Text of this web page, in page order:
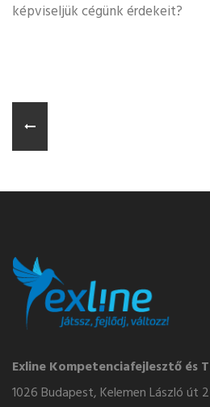
képviseljük cégünk érdekeit?
Exline Kompetenciafejlesztő és
1026 Budapest, Kelemen László út